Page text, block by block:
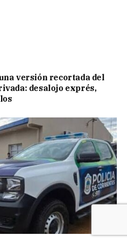
versión recortada del
desalojo exprés,